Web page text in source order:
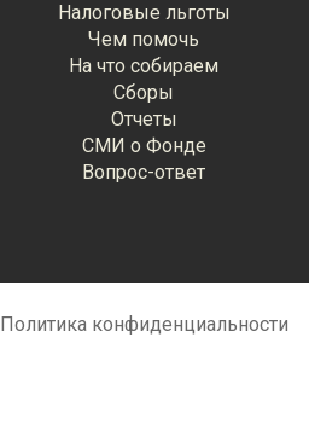
Налоговые льготы
Чем помочь
На что собираем
Сборы
Отчеты
СМИ о Фонде
Вопрос-ответ
Политика конфиденциальности